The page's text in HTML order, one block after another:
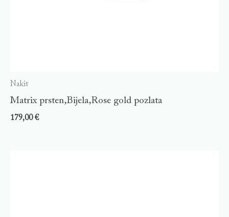
Nakit
Matrix prsten,Bijela,Rose gold pozlata
179,00€